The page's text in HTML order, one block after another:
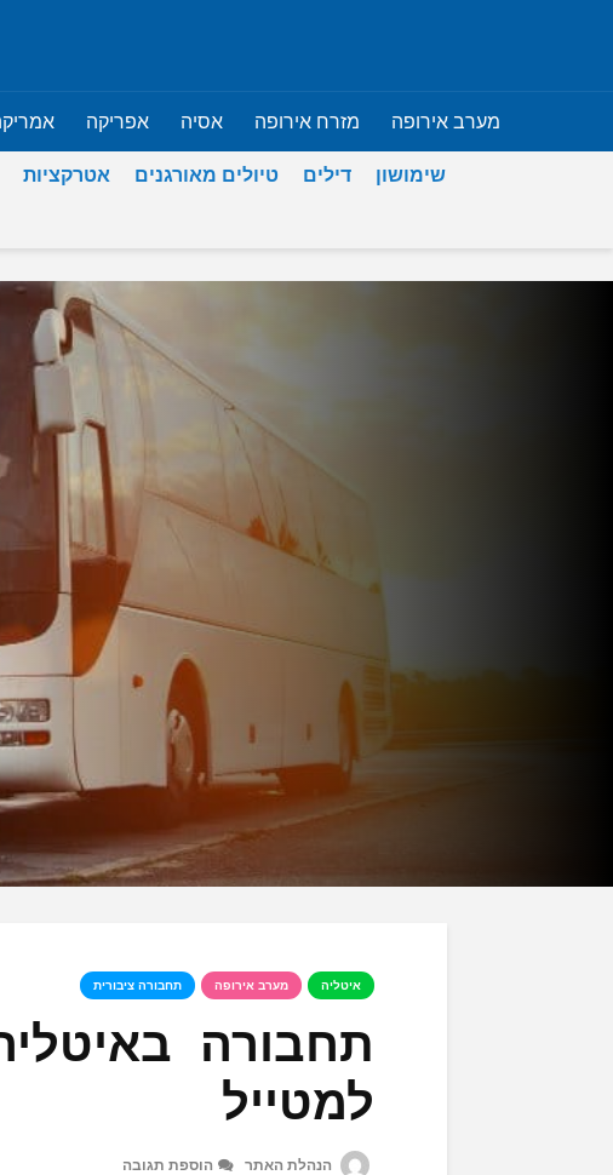
מערב אירופה מזרח אירופה אסיה אפריקה
שימושון דילים טיולים מאורגנים אטרקציות
איטליה מערב אירופה תחבורה ציבורית
תחבורה
למטייל
הנהלת האתר הוספת תגובה